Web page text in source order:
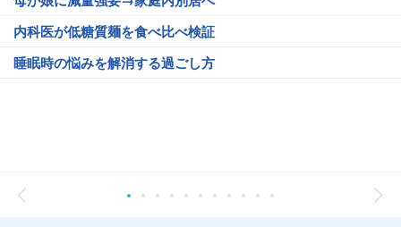
内科医が低糖質麺を食べ比べ検証
睡眠時の悩みを解消する過ごし方